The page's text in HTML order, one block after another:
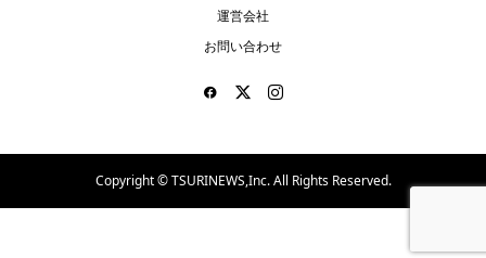
運営会社
お問い合わせ
Copyright ©TSURINEWS,Inc. All Rights Reserved.